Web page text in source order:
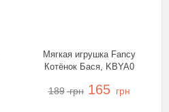
Мягкая игрушка Fancy
Котёнок Бася, KBYA0
189 грн 165 грн